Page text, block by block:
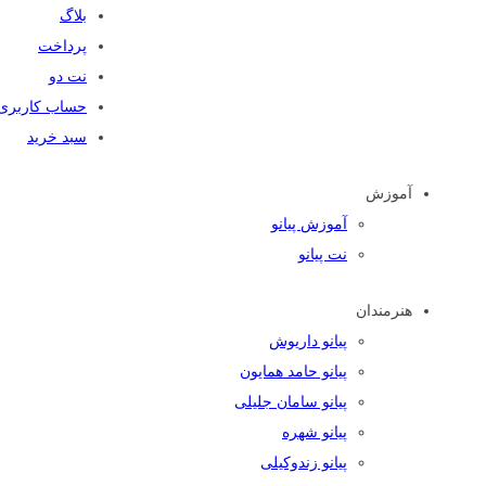
بلاگ
پرداخت
نت دو
حساب
سبد خرید
آموزش
آموزش پیانو
نت پیانو
هنرمندان
پیانو داریوش
پیانو حامد همایون
پیانو سامان جلیلی
پیانو شهره
پیانو زندوکیلی